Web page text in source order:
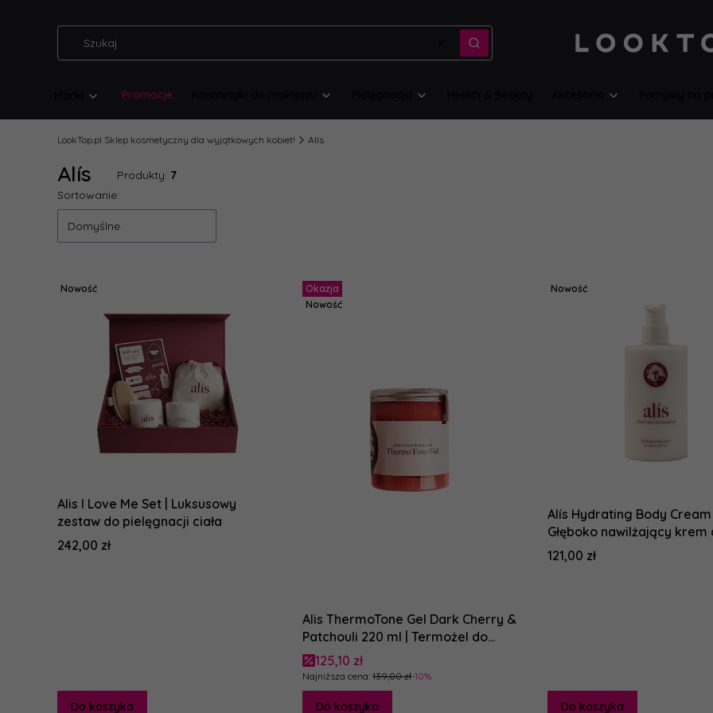
WyczyśćSzukaj
Promocje
LookTop.pl Sklep kosmetyczny dla wyjątkowych kobiet! Alís
Alís Produkty: 7
Lista produktów
Sortowanie:
Domyślne
Nowość
Alis I Love Me Set | Luksusowy
zestaw do pielęgnacji ciała
Cena
242,00 zł
Do koszyka
Okazja
Nowość
Alis ThermoTone Gel Dark Cherry &
Patchouli 220 ml | Termożel do
tonizacji skóry ciała
Cena promocyjna
125,10 zł
Najniższa cena: 139,00 zł-10%
Do koszyka
Nowość
Alís Hydrating Body Cream
Głęboko nawilżający krem
o zapachu Lost Cherry
Cena
121,00 zł
Do koszyka